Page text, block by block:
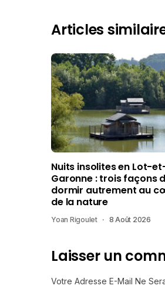
Articles
Nuits insolites en Lot-
Garonne : trois façons
dormir autrement au
de la nature
Yoan Rigoulet 8 Août 2026
Laisser un
Votre Adresse E-Mail Ne